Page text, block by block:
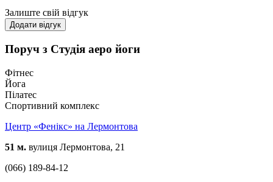
Залиште свій відгук
Додати відгук
Поруч з Студія аеро йоги
Фітнес
Йога
Пілатес
Спортивний комплекс
Центр «Фенікс» на Лермонтова
51 м. вулиця Лермонтова, 21
(066) 189-84-12